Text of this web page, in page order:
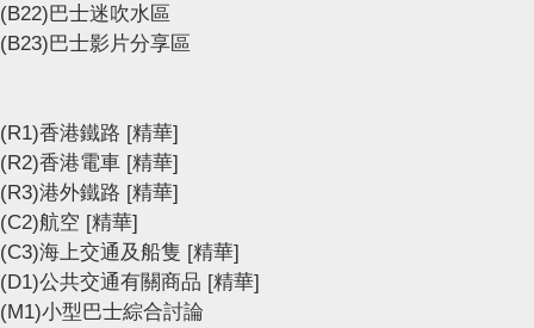
(B22)巴士迷吹水區
(B23)巴士影片分享區
(R1)香港鐵路 [精華]
(R2)香港電車 [精華]
(R3)港外鐵路 [精華]
(C2)航空 [精華]
(C3)海上交通及船隻 [精華]
(D1)公共交通有關商品 [精華]
(M1)小型巴士綜合討論